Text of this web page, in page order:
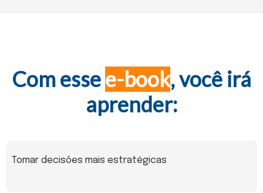
Com essee-book, você irá
aprender:
Tomar decisões mais estratégicas